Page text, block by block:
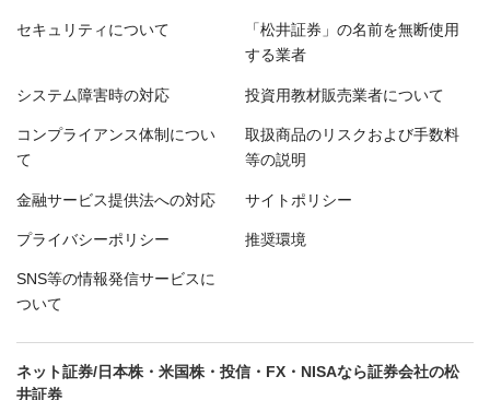
セキュリティについて 「松井証券」の名前を無断使用
する業者
システム障害時の対応 投資用教材販売業者について
コンプライアンス体制につい
て
取扱商品のリスクおよび手数料
等の説明
金融サービス提供法への対応 サイトポリシー
プライバシーポリシー 推奨環境
SNS等の情報発信サービスに
ついて
ネット証券/日本株・米国株・投信・FX・NISAなら証券会社の松
井証券